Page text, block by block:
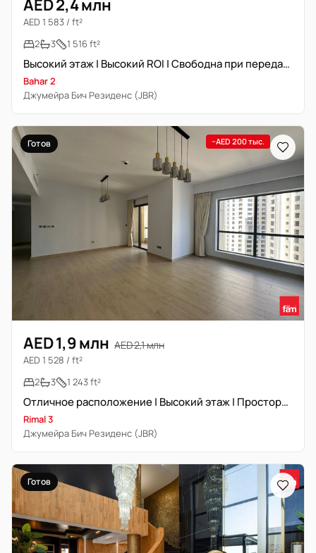
AED 2,4 млн
AED 1 583 / ft²
2
3 1 516 ft²
Высокий этаж | Высокий ROI | Свободна при передаче
Bahar 2
Джумейра Бич Резиденс (JBR)
Готов −AED 200 тыс.
AED 1,9 млн AED 2,1 млн
AED 1 528 / ft²
2
3 1 243 ft²
Отличное расположение | Высокий этаж | Просторная
Rimal 3
Джумейра Бич Резиденс (JBR)
Готов